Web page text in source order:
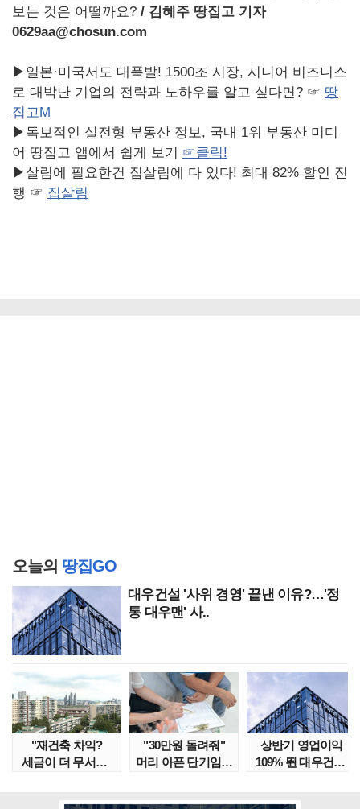
보는 것은 어떨까요? / 김혜주 땅집고 기자
0629aa@chosun.com
▶일본·미국서도 대폭발! 1500조 시장, 시니어 비즈니스
로 대박난 기업의 전략과 노하우를 알고 싶다면? ☞ 땅
집고M
▶독보적인 실전형 부동산 정보, 국내 1위 부동산 미디
어 땅집고 앱에서 쉽게 보기 ☞클릭!
▶살림에 필요한건 집살림에 다 있다! 최대 82% 할인 진
행 ☞ 집살림
오늘의 땅집GO
대우건설 '사위 경영' 끝낸 이유?…'정
통 대우맨' 사..
"재건축 차익?
세금이 더 무서워"
"30만원 돌려줘"
머리 아픈 단기임대
상반기 영업이익
109% 뛴 대우건설,